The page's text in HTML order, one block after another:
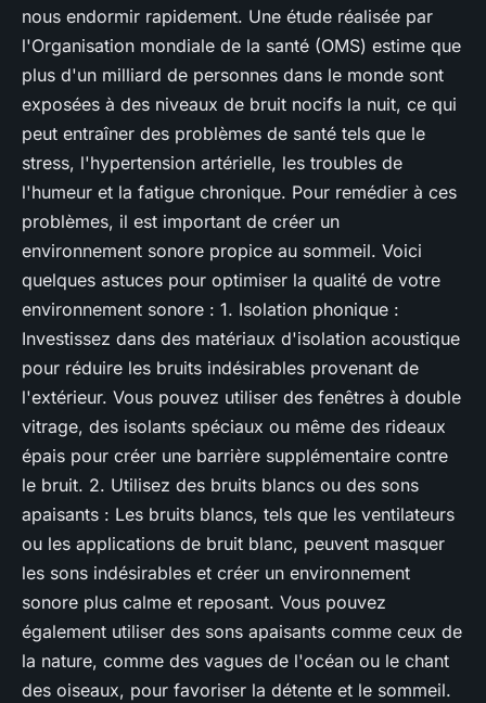
nous endormir rapidement. Une étude réalisée par
l'Organisation mondiale de la santé (OMS) estime que
plus d'un milliard de personnes dans le monde sont
exposées à des niveaux de bruit nocifs la nuit, ce qui
peut entraîner des problèmes de santé tels que le
stress, l'hypertension artérielle, les troubles de
l'humeur et la fatigue chronique. Pour remédier à ces
problèmes, il est important de créer un
environnement sonore propice au sommeil. Voici
quelques astuces pour optimiser la qualité de votre
environnement sonore : 1. Isolation phonique :
Investissez dans des matériaux d'isolation acoustique
pour réduire les bruits indésirables provenant de
l'extérieur. Vous pouvez utiliser des fenêtres à double
vitrage, des isolants spéciaux ou même des rideaux
épais pour créer une barrière supplémentaire contre
le bruit. 2. Utilisez des bruits blancs ou des sons
apaisants : Les bruits blancs, tels que les ventilateurs
ou les applications de bruit blanc, peuvent masquer
les sons indésirables et créer un environnement
sonore plus calme et reposant. Vous pouvez
également utiliser des sons apaisants comme ceux de
la nature, comme des vagues de l'océan ou le chant
des oiseaux, pour favoriser la détente et le sommeil.